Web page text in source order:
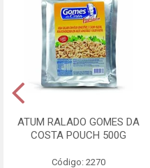
ATUM RALADO GOMES DA
COSTA POUCH 500G
Código: 2270